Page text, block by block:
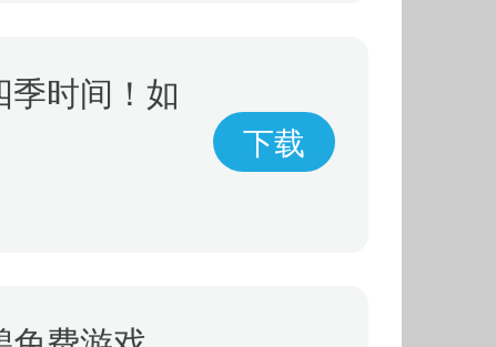
时间！如
学习，玩
四季变
下载